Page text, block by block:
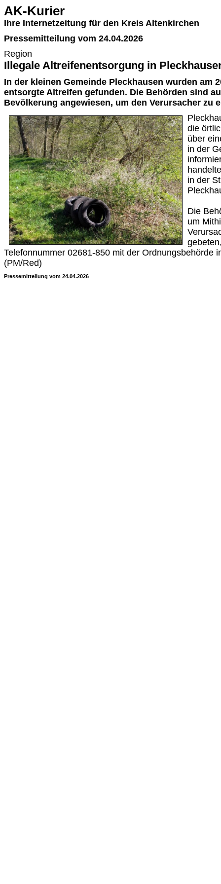
AK-Kurier
Ihre Internetzeitung für den Kreis Altenkirchen
Pressemitteilung vom 24.04.2026
Region
Illegale Altreifenentsorgung in
In der kleinen Gemeinde Pleckhausen wurden am
entsorgte Altreifen gefunden. Die Behörden sind
Bevölkerung angewiesen, um den Verursacher zu
die
über
in der
in der
Die
um
Telefonnummer 02681-850 mit der Ordnungsbehörde
(PM/Red)
Pressemitteilung vom 24.04.2026